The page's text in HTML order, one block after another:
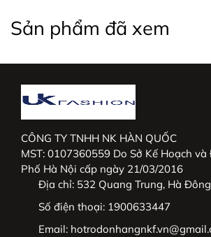
#thoitrangnu #UKFashion
#somingantay #somicongso
#somicoctay #sominutrang
#sominucongso #aosomivaihanquoc
#aosomicaocap #aomoi #aosomink
#sominuhanquoc #somitayngan
#somibasic #aosomi #somikieu
#somicoctaynu #somidep
#somitayngan #somitrang
Sản phẩm đã xem
CÔNG TY TNHH NK HÀN QUỐC
MST: 0107360559 Do Sở Kế Hoạch
Phố Hà Nội cấp ngày 21/03/2016
Địa chỉ: 532 Quang Trung, Hà
Số điện thoại: 1900633447
Email: